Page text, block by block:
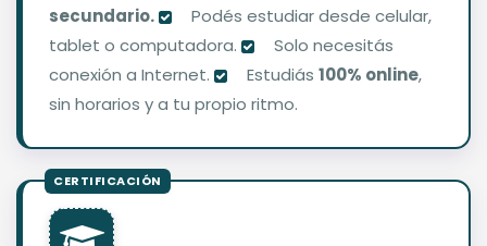
secundario.
Podés estudiar desde celular,
tablet o computadora.
Solo necesitás
conexión a Internet.
Estudiás 100% online,
sin horarios y a tu propio ritmo.